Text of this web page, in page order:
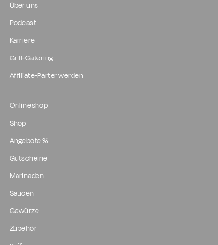
Über uns
Podcast
Karriere
Grill-Catering
Affiliate-Parter werden
Onlineshop
Shop
Angebote %
Gutscheine
Marinaden
Saucen
Gewürze
Zubehör